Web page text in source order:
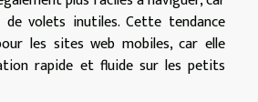
volets inutiles. Cette tendance
les sites web mobiles, car elle
rapide et fluide sur les petits